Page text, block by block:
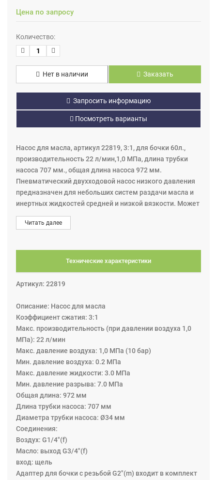
Цена по запросу
Количество:
Нет в наличии Заказать
Запросить информацию
Посмотреть варианты
Насос для масла, артикул 22819, 3:1, для бочки 60л.,
производительность 22 л/мин,1,0 МПа, длина трубки
насоса 707 мм., общая длина насоса 972 мм.
Пневматический двухходовой насос низкого давления
предназначен для небольших систем раздачи масла и
инертных жидкостей средней и низкой вязкости. Может
крепиться к бочке 60 л. при помощи адаптера с резьбой
G2"(m).
давления масла в системе, которое может возникнуть в
результате теплового расширения масла. С адаптером
для бочки G2"(m).
Примечание: Увеличение темепературы масла на 1° C
системе на 10 бар.
Читать далее
Технические характеристики
Артикул: 22819
Описание: Насос для масла
Коэффициент сжатия: 3:1
Maкс. производительность (при давлении воздуха 1,0
МПа): 22 л/мин
Maкс. давление воздуха: 1,0 МПа (10 бар)
Мин. давление воздуха: 0.2 MПa
Maкс. давление жидкости: 3.0 MПa
Мин. давление разрыва: 7.0 MПa
Общая длина: 972 мм
Длина трубки насоса: 707 мм
Диаметра трубки насоса: Ø34 мм
Соединения:
Воздух: G1/4"(f)
Масло: выход G3/4"(f)
вход: щель
Адаптер для бочки с резьбой G2"(m) входит в комплект